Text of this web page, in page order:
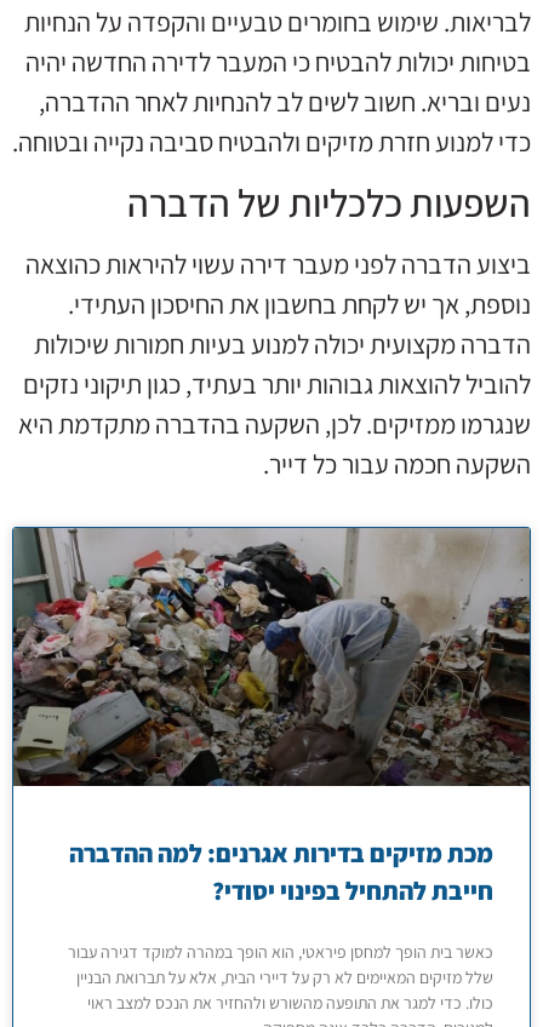
לבריאות. שימוש בחומרים טבעיים והקפדה על הנחיות
בטיחות יכולות להבטיח כי המעבר לדירה החדשה יהיה
נעים ובריא. חשוב לשים לב להנחיות לאחר ההדברה,
כדי למנוע חזרת מזיקים ולהבטיח סביבה נקייה ובטוחה.
השפעות כלכליות של הדברה
ביצוע הדברה לפני מעבר דירה עשוי להיראות כהוצאה
נוספת, אך יש לקחת בחשבון את החיסכון העתידי.
הדברה מקצועית יכולה למנוע בעיות חמורות שיכולות
להוביל להוצאות גבוהות יותר בעתיד, כגון תיקוני נזקים
שנגרמו ממזיקים. לכן, השקעה בהדברה מתקדמת היא
השקעה חכמה עבור כל דייר.
מכת מזיקים בדירות אגרנים: למה ההדברה
חייבת להתחיל בפינוי יסודי?
כאשר בית הופך למחסן פיראטי, הוא הופך במהרה למוקד דגירה עבור
שלל מזיקים המאיימים לא רק על דיירי הבית, אלא על תברואת הבניין
כולו. כדי למגר את התופעה מהשורש ולהחזיר את הנכס למצב ראוי